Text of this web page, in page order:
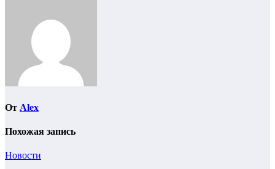
От Alex
Похожая запись
Новости